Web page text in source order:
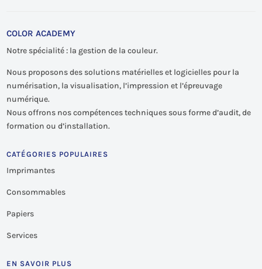
COLOR ACADEMY
Notre spécialité : la gestion de la couleur.
Nous proposons des solutions matérielles et logicielles pour la
numérisation, la visualisation, l’impression et l’épreuvage
numérique.
Nous offrons nos compétences techniques sous forme d’audit, de
formation ou d’installation.
CATÉGORIES POPULAIRES
Imprimantes
Consommables
Papiers
Services
EN SAVOIR PLUS